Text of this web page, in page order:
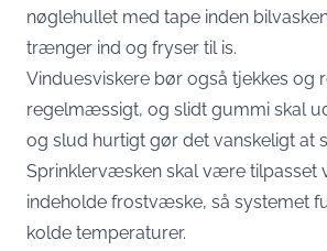
nøglehullet med tape inden
trænger ind og fryser til is.
Vinduesviskere bør også tjekkes og
regelmæssigt, og slidt gummi skal
og slud hurtigt gør det vanskeligt at
Sprinklervæsken skal være tilpasset
indeholde frostvæske, så systemet
kolde temperaturer.